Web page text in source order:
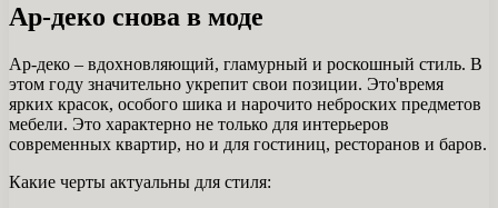
Ар-деко снова в моде
Ар-деко – вдохновляющий, гламурный и роскошный стиль. В
этом году значительно укрепит свои позиции. Это'время
ярких красок, особого шика и нарочито неброских предметов
мебели. Это характерно не только для интерьеров
современных квартир, но и для гостиниц, ресторанов и баров.
Какие черты актуальны для стиля: